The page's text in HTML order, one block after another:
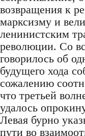
возвращения к
марксизму и
ленинистским
революции. Со
говорилось об
будущего хода
сожалению
что третьей
удалось
Левая бурно
пути во